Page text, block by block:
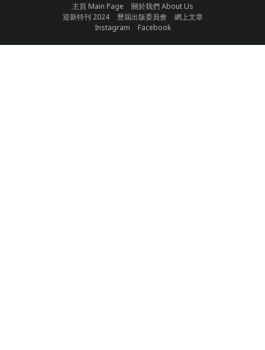
主頁 Main Page
關於我們 About Us
迎新特刊 2024
歷屆出版委員會
網上文章
Instagram
Facebook